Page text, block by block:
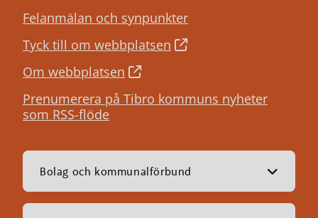
Felanmälan och synpunkter
Tyck till om webbplatsen
Om webbplatsen
Prenumerera på Tibro kommuns nyheter
som RSS-flöde
Bolag och kommunalförbund